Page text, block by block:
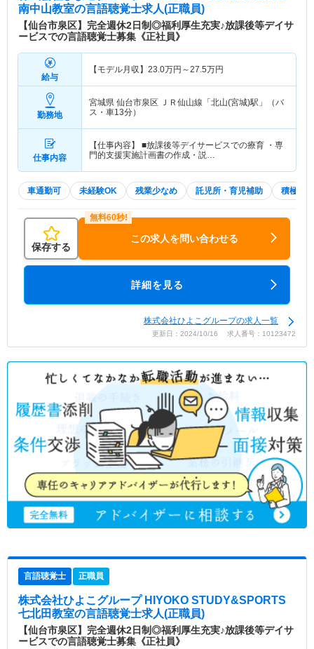
南中山教室の言語聴覚士求人(正職員)
【仙台市泉区】完全週休2日制◎福利厚生充実♪放課後等デイサ
ービスでの言語聴覚士募集《正社員》
給与
【モデル月収】 23.0万円～27.5万円
勤務地
宮城県 仙台市泉区 ＪＲ仙山線「北山(宮城)駅」（バ
ス・車13分）
仕事内容
【仕事内容】 ■放課後等デイサービスでの療育 ・専
門的支援実施計画書の作成・説…
車通勤可 未経験OK 残業少なめ 託児所・育児補助 積極採
保存する
この求人を問い合わせる
詳細を見る
株式会社ひよこグループの求人一覧
更新日：2024/10/16 求人番号：10123472
言語聴覚士 正職員
株式会社ひよこグループ HIYOKO STUDY&SPORTS
七北田教室の言語聴覚士求人(正職員)
【仙台市泉区】完全週休2日制◎福利厚生充実♪放課後等デイサ
ービスでの言語聴覚士募集《正社員》